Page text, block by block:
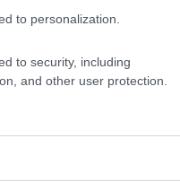
to personalization.
to security, including
and other user protection.